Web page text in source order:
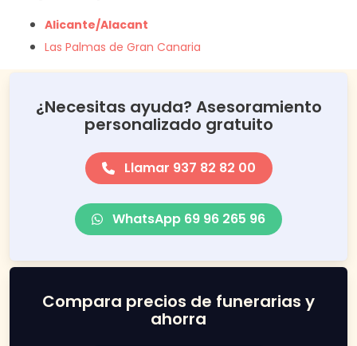
Alicante/Alacant
Las Palmas de Gran Canaria
¿Necesitas ayuda? Asesoramiento
personalizado gratuito
Llamar 937 82 82 00
WhatsApp 69 96 265 96
Compara precios de funerarias y
ahorra